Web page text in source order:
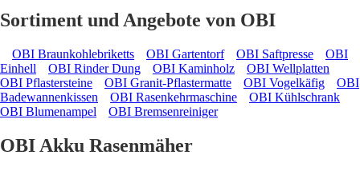
Sortiment und Angebote von OBI
OBI Braunkohlebriketts OBI Gartentorf OBI Saftpresse
OBI
Einhell
OBI Rinder Dung OBI Kaminholz
OBI Wellplatten
OBI Pflastersteine
OBI Granit-Pflastermatte OBI Vogelkäfig
OBI
Badewannenkissen
OBI Rasenkehrmaschine
OBI Kühlschrank
OBI Blumenampel
OBI Bremsenreiniger
OBI Akku Rasenmäher